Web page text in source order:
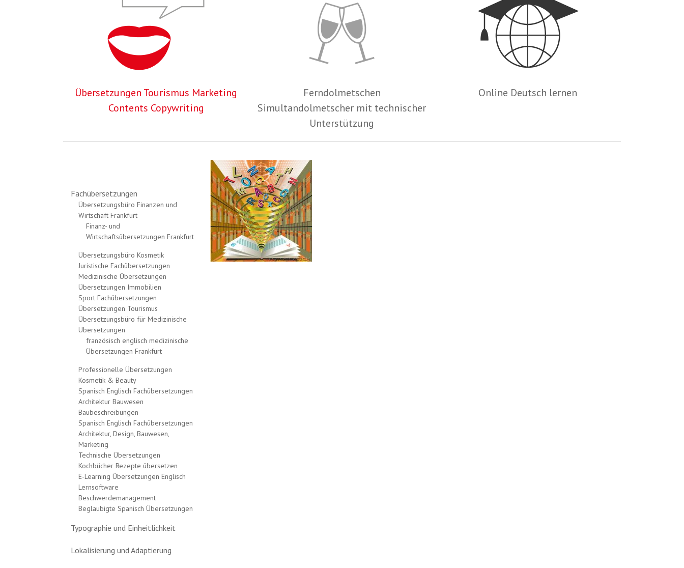
Übersetzungen Tourismus Marketing
Contents Copywriting
Ferndolmetschen
Simultandolmetscher mit technischer
Unterstützung
Online Deutsch lernen
Fachübersetzungen
Übersetzungsbüro Finanzen und
Wirtschaft Frankfurt
Finanz- und
Wirtschaftsübersetzungen Frankfurt
Übersetzungsbüro Kosmetik
Juristische Fachübersetzungen
Medizinische Übersetzungen
Übersetzungen Immobilien
Sport Fachübersetzungen
Übersetzungen Tourismus
Übersetzungsbüro für Medizinische
Übersetzungen
französisch englisch medizinische
Übersetzungen Frankfurt
Professionelle Übersetzungen
Kosmetik & Beauty
Spanisch Englisch Fachübersetzungen
Architektur Bauwesen
Baubeschreibungen
Spanisch Englisch Fachübersetzungen
Architektur, Design, Bauwesen,
Marketing
Technische Übersetzungen
Kochbücher Rezepte übersetzen
E-Learning Übersetzungen Englisch
Lernsoftware
Beschwerdemanagement
Beglaubigte Spanisch Übersetzungen
Typographie und Einheitlichkeit
Lokalisierung und Adaptierung